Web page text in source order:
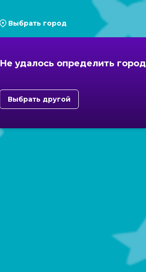
Выбрать город
Не удалось определить город
Выбрать другой